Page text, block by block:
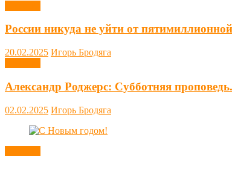
России никуда не уйти от
20.02.2025 Игорь Бродяга
Александр Роджерс: Субботняя
02.02.2025 Игорь Бродяга